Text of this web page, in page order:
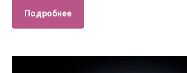
Подробнее